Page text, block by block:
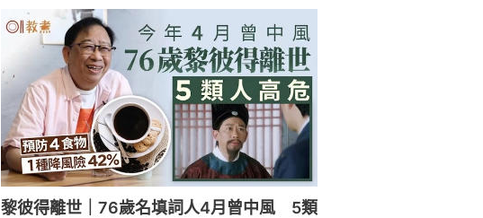
黎彼得離世｜76歲名填詞人4月曾中風 5類